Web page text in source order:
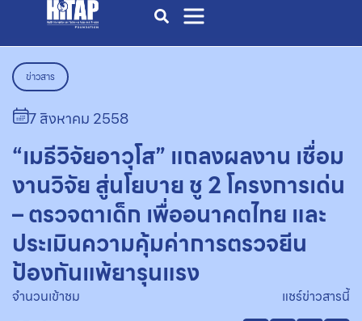
ข่าวสาร
7 สิงหาคม 2558
“เมธีวิจัยอาวุโส” แถลงผลงาน เชื่อม
งานวิจัย สู่นโยบาย ชู 2 โครงการเด่น
– ตรวจตาเด็ก เพื่ออนาคตไทย และ
ประเมินความคุ้มค่าการตรวจยีน
ป้องกันแพ้ยารุนแรง
จำนวนเข้าชม แชร์ข่าวสารนี้